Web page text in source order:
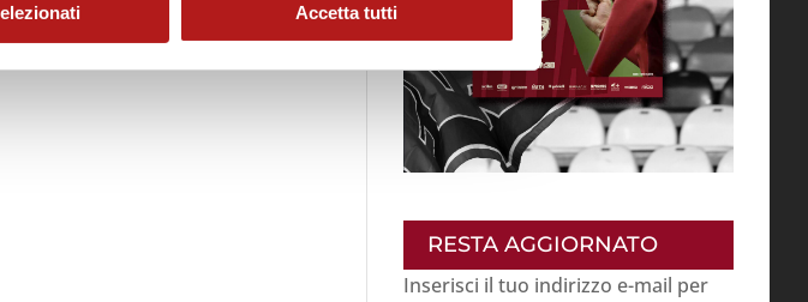
Accetta tutti
RESTA AGGIORNATO
Inserisci il tuo indirizzo e-mail per